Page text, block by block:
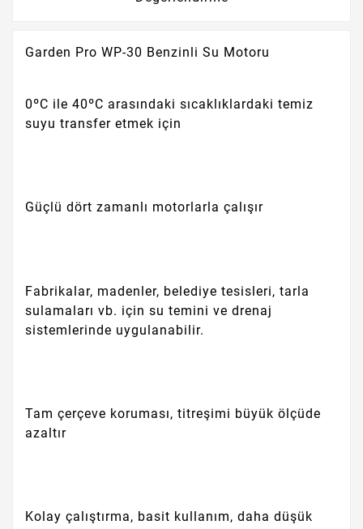
Garden Pro WP-30 Benzinli Su Motoru
0ºC ile 40ºC arasındaki sıcaklıklardaki temiz
suyu transfer etmek için
Güçlü dört zamanlı motorlarla çalışır
Fabrikalar, madenler, belediye tesisleri, tarla
sulamaları vb. için su temini ve drenaj
sistemlerinde uygulanabilir.
Tam çerçeve koruması, titreşimi büyük ölçüde
azaltır
Kolay çalıştırma, basit kullanım, daha düşük